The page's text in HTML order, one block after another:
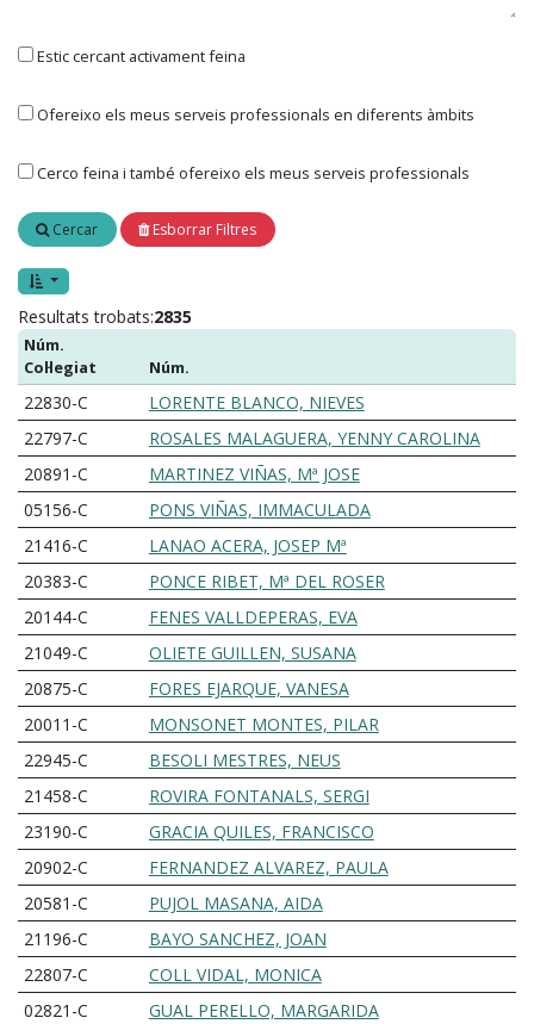
Estic cercant activament feina
Ofereixo els meus serveis professionals en diferents àmbits
Cerco feina i també ofereixo els meus serveis professionals
Cercar Esborrar Filtres
Resultats trobats:2835
Núm.
Col·legiat
Núm.
22830-C
LORENTE BLANCO, NIEVES
22797-C
ROSALES MALAGUERA, YENNY CAROLINA
20891-C
MARTINEZ VIÑAS, Mª JOSE
05156-C
PONS VIÑAS, IMMACULADA
21416-C
LANAO ACERA, JOSEP Mª
20383-C
PONCE RIBET, Mª DEL ROSER
20144-C
FENES VALLDEPERAS, EVA
21049-C
OLIETE GUILLEN, SUSANA
20875-C
FORES EJARQUE, VANESA
20011-C
MONSONET MONTES, PILAR
22945-C
BESOLI MESTRES, NEUS
21458-C
ROVIRA FONTANALS, SERGI
23190-C
GRACIA QUILES, FRANCISCO
20902-C
FERNANDEZ ALVAREZ, PAULA
20581-C
PUJOL MASANA, AIDA
21196-C
BAYO SANCHEZ, JOAN
22807-C
COLL VIDAL, MONICA
02821-C
GUAL PERELLO, MARGARIDA